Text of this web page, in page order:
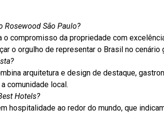
Rosewood São Paulo?
compromisso da propriedade com
o orgulho de representar o Brasil no cenário
arquitetura e design de destaque,
comunidade local.
Hotels?
hospitalidade ao redor do mundo, que